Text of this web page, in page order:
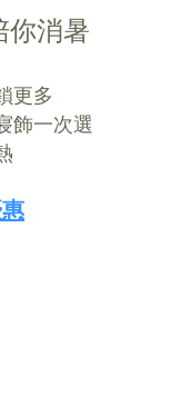
你消暑
更多
飾一次選